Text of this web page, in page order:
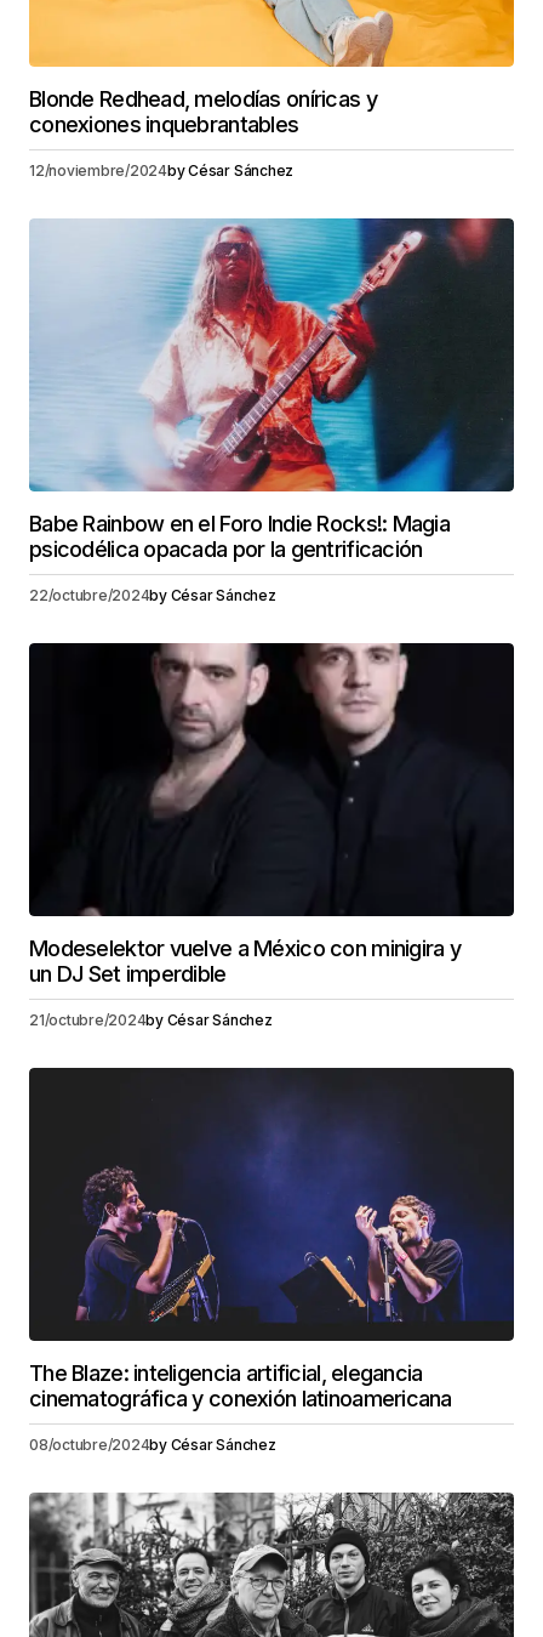
Blonde Redhead, melodías oníricas y
conexiones inquebrantables
12/noviembre/2024byCésar Sánchez
Babe Rainbow en el Foro Indie Rocks!: Magia
psicodélica opacada por la gentrificación
22/octubre/2024by César Sánchez
Modeselektor vuelve a México con minigira y
un DJ Set imperdible
21/octubre/2024by César Sánchez
The Blaze: inteligencia artificial, elegancia
cinematográfica y conexión latinoamericana
08/octubre/2024by César Sánchez